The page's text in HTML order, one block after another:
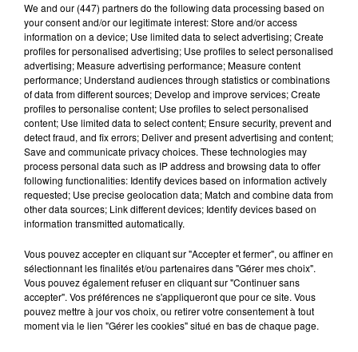
Lecture (2 min 22 sec)
100%
100% Radio les infos de l'Ariege
27 novembre 2023 - 2 min 22 sec
LES INFOS DE L'ARIEGE DU 27/11/2023 À
15H00
We and our (447) partnersdo the following data processing based on
your consent and/or our legitimate interest: Store and/or access
information on a device; Use limited data to select advertising; Create
profiles for personalised advertising; Use profiles to select personalised
advertising; Measure advertising performance; Measure content
performance; Understand audiences through statistics or combinations
of data from different sources; Develop and improve services; Create
profiles to personalise content; Use profiles to select personalised
content; Use limited data to select content; Ensure security, prevent and
detect fraud, and fix errors; Deliver and present advertising and content;
Save and communicate privacy choices. These technologies may
process personal data such as IP address and browsing data to offer
following functionalities: Identify devices based on information actively
requested; Use precise geolocation data; Match and combine data from
other data sources; Link different devices; Identify devices based on
information transmitted automatically.
Vous pouvez accepter en cliquant sur "Accepter et fermer", ou affiner en
sélectionnant les finalités et/ou partenaires dans "Gérer mes choix".
Vous pouvez également refuser en cliquant sur "Continuer sans
accepter". Vos préférences ne s'appliqueront que pour ce site. Vous
pouvez mettre à jour vos choix, ou retirer votre consentement à tout
moment via le lien "Gérer les cookies" situé en bas de chaque page.